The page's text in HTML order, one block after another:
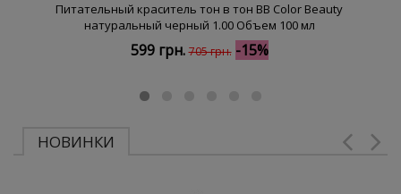
Питательный краситель тон в тон BB Color Beauty
натуральный черный 1.00 Объем 100 мл
599 грн. 705 грн. -15%
НОВИНКИ